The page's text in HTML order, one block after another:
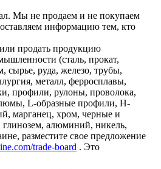
Мы не продаем и не покупаем
информацию тем, кто
продать продукцию
(сталь, прокат,
сырье, руда, железо, трубы,
металл, ферросплавы,
профили, рулоны, проволока,
L-образные профили, H-
марганец, хром, черные и
алюминий, никель,
разместите свое предложение
trade-board . Это